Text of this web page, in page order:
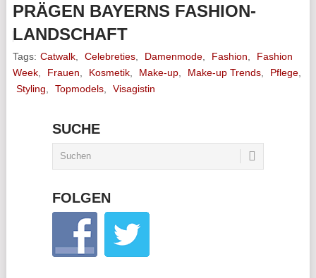
PRÄGEN BAYERNS FASHION-
LANDSCHAFT
Tags: Catwalk, Celebreties, Damenmode, Fashion
Fashion
Week, Frauen Kosmetik, Make-up, Make-up Trends, Pflege,
Styling
Topmodels, Visagistin
SUCHE
FOLGEN